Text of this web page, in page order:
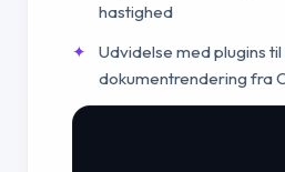
hastighed
Udvidelse med plugins
dokumentrendering fra